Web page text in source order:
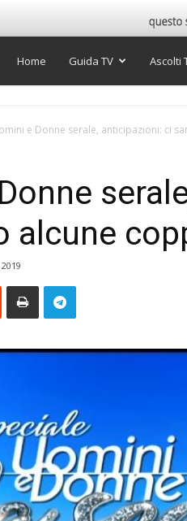
Super
Home Guida TV Ascolti
e Donne serale, anticipazioni: ci
alcune